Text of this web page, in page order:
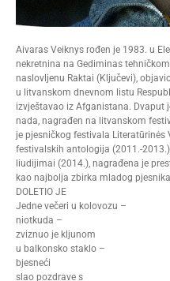
Aivaras Veiknys rođen je 1983. u
nekretnina na Gediminas
naslovljenu Raktai (Ključevi),
u litvanskom dnevnom listu
izvještavao iz Afganistana. Dvaput
nada, nagrađen na litvanskom
je pjesničkog festivala
festivalskih antologija (2011.-
liudijimai (2014.), nagrađena je
kao najbolja zbirka mladog
DOLETIO JE
Jedne večeri u kolovozu –
niotkuda –
zviznuo je kljunom
u balkonsko staklo –
bjesneći
slao pozdrave s